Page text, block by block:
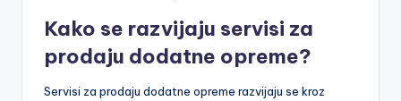
Kako se razvijaju servisi za
prodaju dodatne opreme?
Servisi za prodaju dodatne opreme razvijaju se kroz